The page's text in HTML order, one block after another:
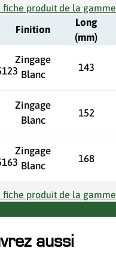
produit de la gamme
Finition
Long
(mm)
Zingage
Blanc
143
Zingage
Blanc
152
Zingage
Blanc
168
produit de la gamme
aussi